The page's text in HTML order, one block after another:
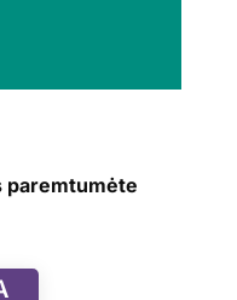
paremtumėte